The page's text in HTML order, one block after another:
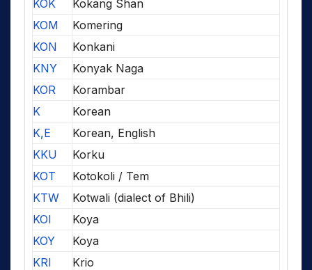
KOK
Kokang Shan
KOM
Komering
KON
Konkani
KNY
Konyak Naga
KOR
Korambar
K
Korean
K,E
Korean, English
KKU
Korku
KOT
Kotokoli / Tem
KTW
Kotwali (dialect of Bhili)
KOI
Koya
KOY
Koya
KRI
Krio